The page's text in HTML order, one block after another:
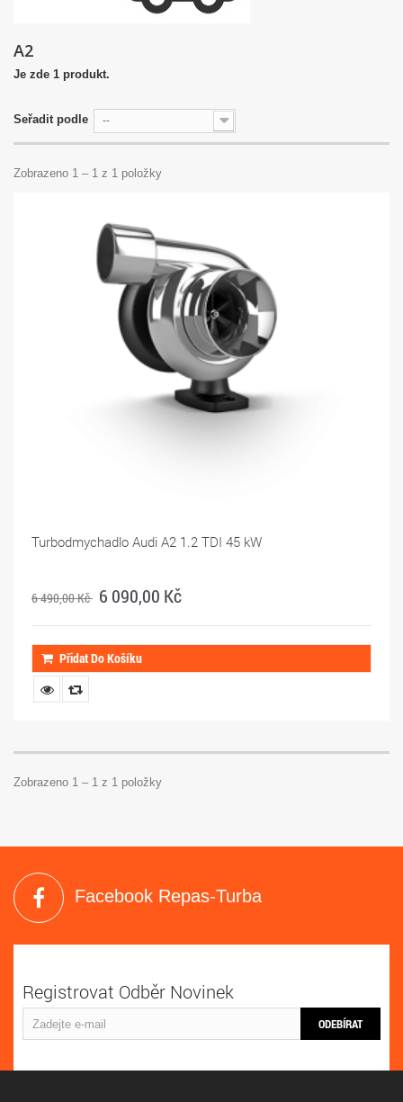
A2
Je zde 1 produkt.
Seřadit podle --
Zobrazeno 1 – 1 z 1 položky
Turbodmychadlo Audi A2 1.2 TDI 45 kW
6 490,00 Kč 6 090,00 Kč
Přidat Do Košíku
Zobrazeno 1 – 1 z 1 položky
Facebook Repas-Turba
Registrovat Odběr Novinek
ODEBÍRAT